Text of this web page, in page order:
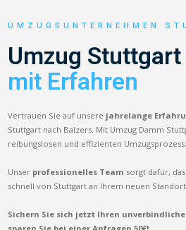
UMZUGSUNTERNEHMEN
Umzug
mit Erfahren
Vertrauen Sie auf unsere jahrelange
Stuttgart nach Balzers. Mit Umzug Damm
reibungslosen und effizienten Umzugsprozess.
Unser professionelles Team sorgt dafür,
schnell von Stuttgart an Ihrem neuen
Sichern Sie sich jetzt Ihren